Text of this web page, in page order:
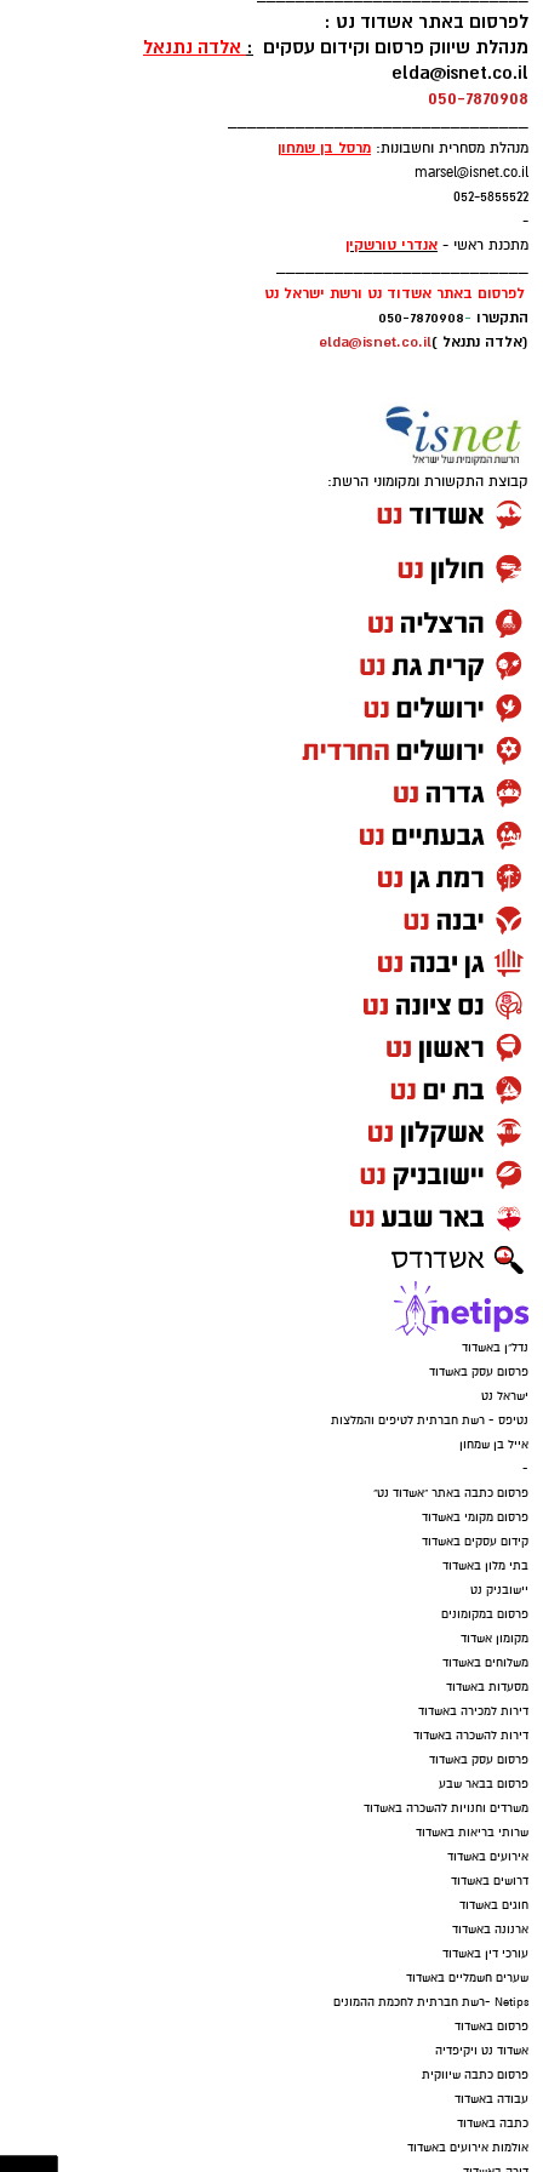
משחק כדי לתת את הטוב ביותר. אני מחכה כבר
לפגוש אתכם במגרש".
מניגריה ואחרי כמה שנים בתיכונים הגיע לג'ורג'טאון
שם שיחק תחת פטריק יואינג. בעונתו השנייה
חסימות למשחק.
אחרי עונה אחת בחר לחזור לג'ורג'טאון לעונה
פחות טובה ואת קריירת המכללות סיים בפן סטייט
למשחק.
בקיץ 2024 יצא לאירופה וחתם בלבאריו היוונית.
לערב. אשתקד שיחק בשולה הצרפתית, כולל ב-
BCL ורשם 6.4 נקודות ו-5.6 ריבאונדים באירופה.
רוצה לעקוב אחרי הערוץ של הקבוצה "אשדוד נט"
ב-WhatsApp לחצו כאן
להורדת אפליקציה של אשדוד נט לחצו כאן
עקבו בפייסבוק
עקבו באינסטגרם
לפרסום באתר אשדוד נט :
מנהלת שיווק פרסום וקידום עסקים : אלדה נתנאל
elda@isnet.co.il
050-7870908
_______________________________
מנהלת מסחרית וחשבונות: מרסל בן שמחון
marsel@isnet.co.il
052-5855522
-
מתכנת ראשי - אנדרי טורשקין
__________________________
לפרסום באתר אשדוד נט ורשת ישראל נט
התקשרו -
050-7870908
(אלדה נתנאל )elda@isnet.co.il
קבוצת התקשורת ומקומוני הרשת:
נדל"ן באשדוד
פרסום עסק באשדוד
ישראל נט
נטיפס - רשת חברתית לטיפים והמלצות
אייל בן שמחון
-
פרסום כתבה באתר "אשדוד נט"
פרסום מקומי באשדוד
קידום עסקים באשדוד
בתי מלון באשדוד
יישובניק נט
פרסום במקומונים
מקומון אשדוד
משלוחים באשדוד
מסעדות באשדוד
דירות למכירה באשדוד
דירות להשכרה באשדוד
פרסום עסק באשדוד
פרסום בבאר שבע
משרדים וחנויות להשכרה באשדוד
שרותי בריאות באשדוד
אירועים באשדוד
דרושים באשדוד
חוגים באשדוד
ארנונה באשדוד
עורכי דין באשדוד
שערים חשמליים באשדוד
Netips -רשת חברתית לחכמת ההמונים
פרסום באשדוד
אשדוד נט ויקיפדיה
פרסום כתבה שיווקית
עבודה באשדוד
כתבה באשדוד
אולמות אירועים באשדוד